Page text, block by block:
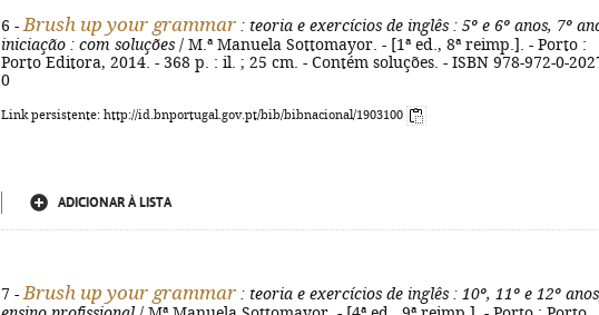
6 - Brush up your grammar : teoria e exercícios de inglês : 5º e 6º anos, 7º
iniciação : com soluções / M.ª Manuela Sottomayor. - [1ª ed., 8ª reimp.]. - Porto :
Porto Editora, 2014. - 368 p. : il. ; 25 cm. - Contém soluções. - ISBN 978-972-0-
0
Link persistente: http://id.bnportugal.gov.pt/bib/bibnacional/1903100
ADICIONAR À LISTA
7 - Brush up your grammar : teoria e exercícios de inglês : 10º, 11º e 12º